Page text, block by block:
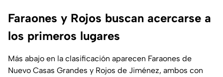
Faraones y Rojos buscan acercarse a
los primeros lugares
Más abajo en la clasificación aparecen Faraones de
Nuevo Casas Grandes y Rojos de Jiménez, ambos con